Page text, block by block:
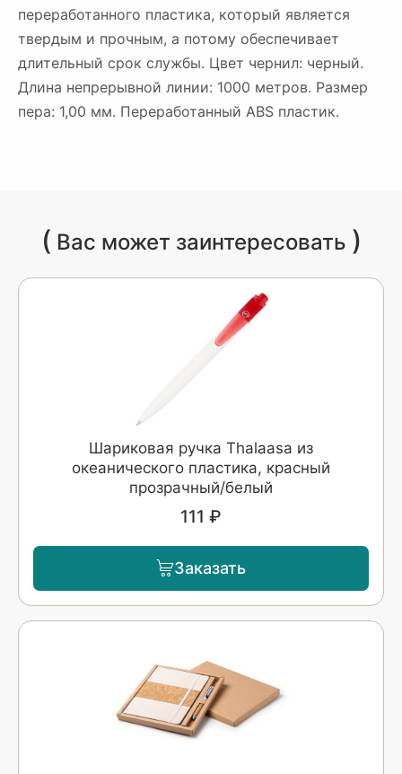
переработанного пластика, который является
твердым и прочным, а потому обеспечивает
длительный срок службы. Цвет чернил: черный.
Длина непрерывной линии: 1000 метров. Размер
пера: 1,00 мм. Переработанный ABS пластик.
( Вас может заинтересовать )
Шариковая ручка Thalaasa из
океанического пластика, красный
прозрачный/белый
111 ₽
Заказать